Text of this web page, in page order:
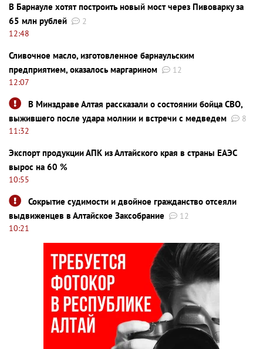
В Барнауле хотят построить новый мост через Пивоварку за
65 млн рублей
2
12:48
Сливочное масло, изготовленное барнаульским
предприятием, оказалось маргарином
12
12:07
В Минздраве Алтая рассказали о состоянии бойца СВО,
выжившего после удара молнии и встречи с медведем
8
11:32
Экспорт продукции АПК из Алтайского края в страны ЕАЭС
вырос на 60 %
10:55
Сокрытие судимости и двойное гражданство отсеяли
выдвиженцев в Алтайское Заксобрание
12
10:21